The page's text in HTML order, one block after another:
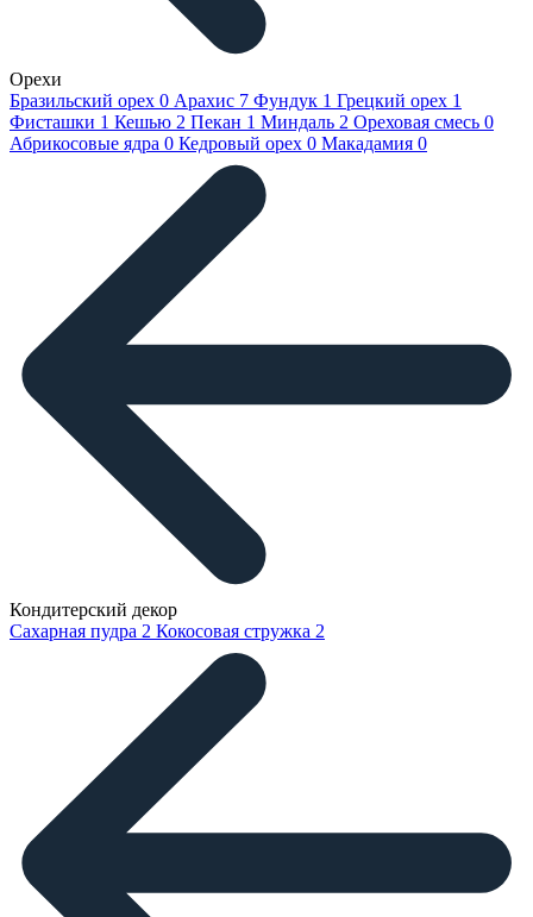
Орехи
Бразильский орех 0 Арахис 7 Фундук 1 Грецкий орех 1
Фисташки 1 Кешью 2 Пекан 1 Миндаль 2 Ореховая смесь 0
Абрикосовые ядра 0 Кедровый орех 0 Макадамия 0
Кондитерский декор
Сахарная пудра 2 Кокосовая стружка 2